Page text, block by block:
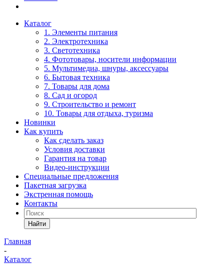
Каталог
1. Элементы питания
2. Электротехника
3. Светотехника
4. Фототовары, носители информации
5. Мультимедиа, шнуры, аксессуары
6. Бытовая техника
7. Товары для дома
8. Сад и огород
9. Строительство и ремонт
10. Товары для отдыха, туризма
Новинки
Как купить
Как сделать заказ
Условия доставки
Гарантия на товар
Видео-инструкции
Специальные предложения
Пакетная загрузка
Экстренная помощь
Контакты
Найти
Главная
-
Каталог